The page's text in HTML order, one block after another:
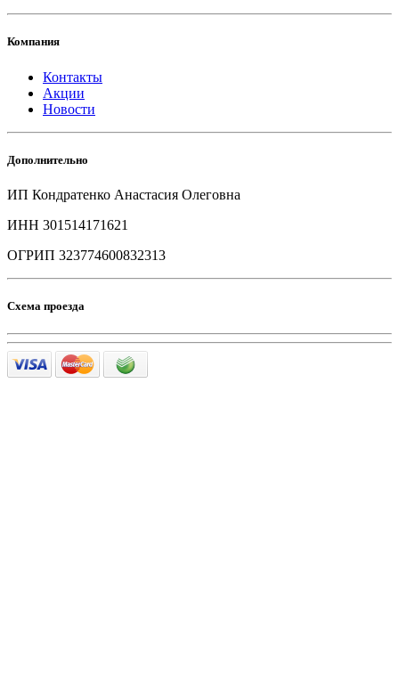
Компания
Контакты
Акции
Новости
Дополнительно
ИП Кондратенко Анастасия Олеговна
ИНН 301514171621
ОГРИП 323774600832313
Схема проезда